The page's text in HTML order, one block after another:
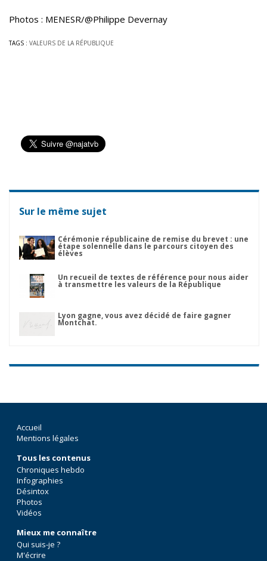
Photos : MENESR/@Philippe Devernay
TAGS : VALEURS DE LA RÉPUBLIQUE
Sur le même sujet
Cérémonie républicaine de remise du brevet : une
étape solennelle dans le parcours citoyen des
élèves
Un recueil de textes de référence pour nous aider
à transmettre les valeurs de la République
Lyon gagne, vous avez décidé de faire gagner
Montchat.
Accueil
Mentions légales
Tous les contenus
Chroniques hebdo
Infographies
Désintox
Photos
Vidéos
Mieux me connaître
Qui suis-je ?
M'écrire